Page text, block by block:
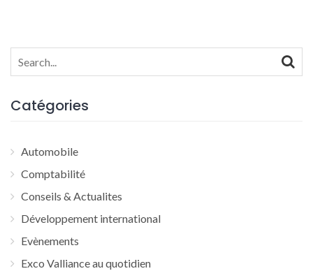
Search
for:
Catégories
Automobile
Comptabilité
Conseils & Actualites
Développement international
Evènements
Exco Valliance au quotidien